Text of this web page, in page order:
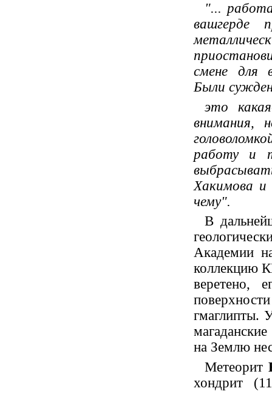
"...
вашгерде
смене для
Были
это
внимания,
работу и
Хакимова и
чему".
В
Академии
коллекцию
гмаглипты.
на Землю
Метеорит
хондрит